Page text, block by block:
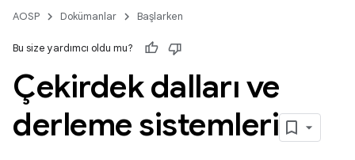
AOSP Dokümanlar Başlarken
Bu size yardımcı oldu mu?
Çekirdek dalları ve
derleme sistemleri